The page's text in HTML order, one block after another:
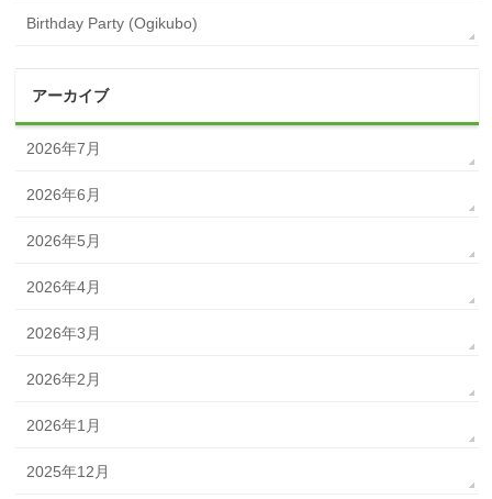
Birthday Party (Ogikubo)
アーカイブ
2026年7月
2026年6月
2026年5月
2026年4月
2026年3月
2026年2月
2026年1月
2025年12月